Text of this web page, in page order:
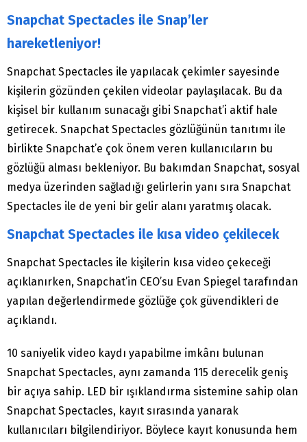
Snapchat Spectacles ile Snap’ler
hareketleniyor!
Snapchat Spectacles ile yapılacak çekimler sayesinde
kişilerin gözünden çekilen videolar paylaşılacak. Bu da
kişisel bir kullanım sunacağı gibi Snapchat’i aktif hale
getirecek. Snapchat Spectacles gözlüğünün tanıtımı ile
birlikte Snapchat’e çok önem veren kullanıcıların bu
gözlüğü alması bekleniyor. Bu bakımdan Snapchat, sosyal
medya üzerinden sağladığı gelirlerin yanı sıra Snapchat
Spectacles ile de yeni bir gelir alanı yaratmış olacak.
Snapchat Spectacles ile kısa video çekilecek
Snapchat Spectacles ile kişilerin kısa video çekeceği
açıklanırken, Snapchat’in CEO’su Evan Spiegel tarafından
yapılan değerlendirmede gözlüğe çok güvendikleri de
açıklandı.
10 saniyelik video kaydı yapabilme imkânı bulunan
Snapchat Spectacles, aynı zamanda 115 derecelik geniş
bir açıya sahip. LED bir ışıklandırma sistemine sahip olan
Snapchat Spectacles, kayıt sırasında yanarak
kullanıcıları bilgilendiriyor. Böylece kayıt konusunda hem